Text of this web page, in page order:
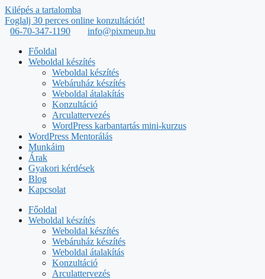
Kilépés a tartalomba
Foglalj 30 perces online konzultációt!
06-70-347-1190
info@pixmeup.hu
Főoldal
Weboldal készítés
Weboldal készítés
Webáruház készítés
Weboldal átalakítás
Konzultáció
Arculattervezés
WordPress karbantartás mini-kurzus
WordPress Mentorálás
Munkáim
Árak
Gyakori kérdések
Blog
Kapcsolat
Főoldal
Weboldal készítés
Weboldal készítés
Webáruház készítés
Weboldal átalakítás
Konzultáció
Arculattervezés